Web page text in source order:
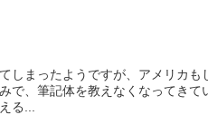
しまったようですが、アメリカも
で、筆記体を教えなくなってきて
る...